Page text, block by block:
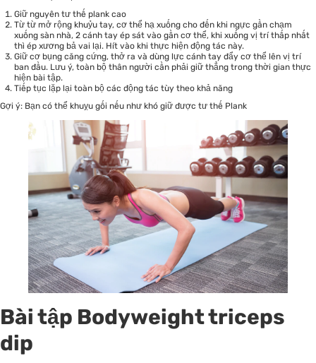
Giữ nguyên tư thế plank cao
Từ từ mở rộng khuỷu tay, cơ thể hạ xuống cho đến khi ngực gần chạm
xuống sàn nhà, 2 cánh tay ép sát vào gần cơ thể, khi xuống vị trí thấp nhất
thì ép xương bả vai lại. Hít vào khi thực hiện động tác này.
Giữ cơ bụng căng cứng, thở ra và dùng lực cánh tay đẩy cơ thể lên vị trí
ban đầu. Lưu ý, toàn bộ thân người cần phải giữ thẳng trong thời gian thực
hiện bài tập.
Tiếp tục lặp lại toàn bộ các động tác tùy theo khả năng
Gợi ý: Bạn có thể khuỵu gối nếu như khó giữ được tư thế Plank
Bài tập Bodyweight triceps
dip